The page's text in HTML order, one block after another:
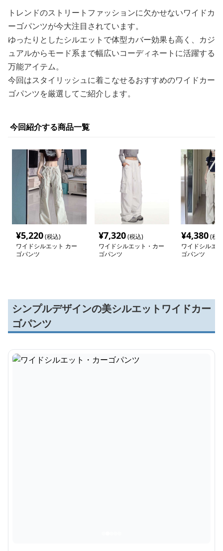
トレンドのストリートファッションに欠かせないワイドカ
ーゴパンツが今大注目されています。
ゆったりとしたシルエットで体型カバー効果も高く、カジ
ュアルからモード系まで幅広いコーディネートに活躍する
万能アイテム。
今回はスタイリッシュに着こなせるおすすめのワイドカー
ゴパンツを厳選してご紹介します。
今回紹介する商品一覧
¥5,220(税込)
ワイドシルエット カー
ゴパンツ
¥7,320(税込)
ワイドシルエット・カー
ゴパンツ
¥4,380(税
ワイドシルエ
ゴパンツ
シンプルデザインの美シルエットワイドカー
ゴパンツ